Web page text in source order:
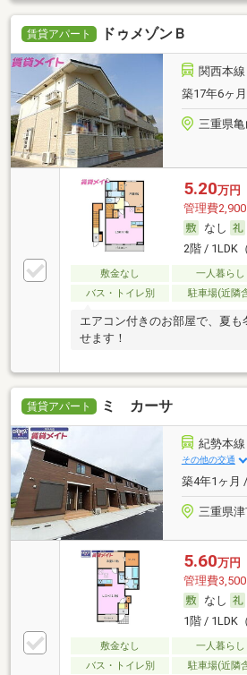
賃貸アパート ドゥメゾンＢ
関西本
築17年6ヶ
三重県
5.20万円
管理費2,900
なし
2階 / 1LDK
敷金なし 一人暮らし
バス・トイレ別
駐車場(近隣
エアコン付きのお部屋で、夏
せます！
賃貸アパート ミ カーサ
紀勢本
その他の交通
築4年1ヶ月
三重県
5.60万円
管理費3,500
なし
1階 / 1LDK
敷金なし 一人暮らし
バス・トイレ別
駐車場(近隣